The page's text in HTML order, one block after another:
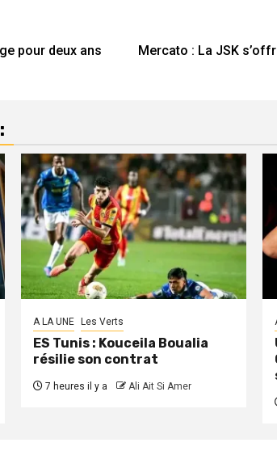
pour deux ans
Mercato : La JSK
A LA UNE Les Verts
ES Tunis : Kouceila Boualia
résilie son contrat
7 heures il y a Ali Ait Si Amer